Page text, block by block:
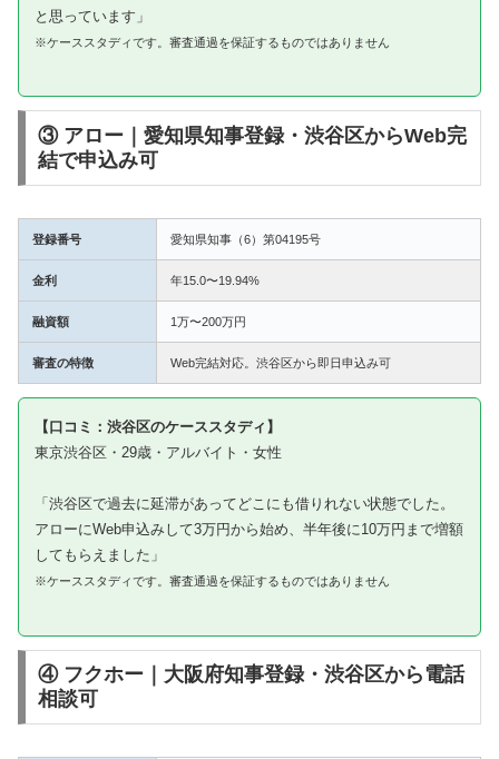
と思っています」
※ケーススタディです。審査通過を保証するものではありません
③ アロー｜愛知県知事登録・渋谷区からWeb完
結で申込み可
登録番号 愛知県知事（6）第04195号
金利 年15.0〜19.94%
融資額 1万〜200万円
審査の特徴 Web完結対応。渋谷区から即日申込み可
【口コミ：渋谷区のケーススタディ】
東京渋谷区・29歳・アルバイト・女性
「渋谷区で過去に延滞があってどこにも借りれない状態でした。
アローにWeb申込みして3万円から始め、半年後に10万円まで増額
してもらえました」
※ケーススタディです。審査通過を保証するものではありません
④ フクホー｜大阪府知事登録・渋谷区から電話
相談可